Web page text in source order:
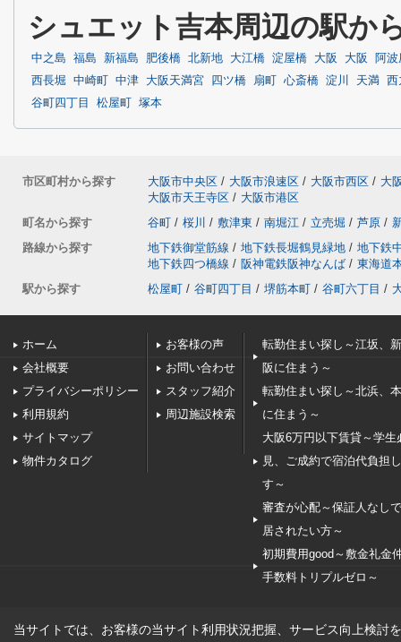
シュエット吉本周辺の駅か
中之島 福島 新福島 肥後橋 北新地 大江橋 淀屋橋 大阪 大阪
阿波
西長堀
中崎町 中津 大阪天満宮 四ツ橋 扇町 心斎橋 淀川 天満
西
谷町四丁目
松屋町 塚本
市区町村から探す 大阪市中央区 / 大阪市浪速区 / 大阪市西区 / 大
大阪市天王寺区 / 大阪市港区
町名から探す
谷町 / 桜川 / 敷津東 / 南堀江 / 立売堀 / 芦原 /
路線から探す
地下鉄御堂筋線 / 地下鉄長堀鶴見緑地 / 地下鉄
地下鉄四つ橋線 / 阪神電鉄阪神なんば / 東海道
駅から探す
松屋町 / 谷町四丁目 / 堺筋本町 / 谷町六丁目 /
ホーム
会社概要
プライバシーポリシー
利用規約
サイトマップ
物件カタログ
お客様の声
お問い合わせ
スタッフ紹介
周辺施設検索
転勤住まい探し～江坂、
阪に住まう～
転勤住まい探し～北浜、
に住まう～
大阪6万円以下賃貸～学生
見、ご成約で宿泊代負担
す～
審査が心配～保証人なし
居されたい方～
初期費用good～敷金礼金
手数料トリプルゼロ～
当サイトでは、お客様の当サイト利用状況把握、サービス向上検討